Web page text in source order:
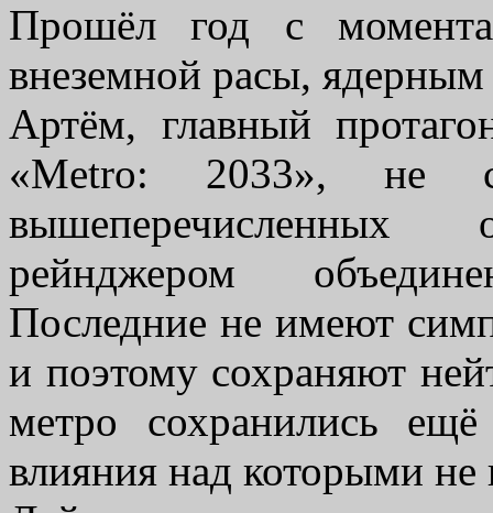
Прошёл год с
внеземной расы,
Артём, главный
«Metro: 2033», не
вышеперечисленных
рейнджером
Последние не имеют
и поэтому сохраняют
метро сохранились
влияния над которыми